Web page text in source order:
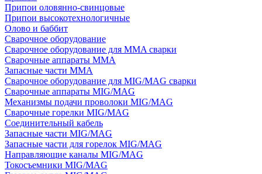
Припои оловянно-свинцовые
Припои высокотехнологичные
Олово и баббит
Сварочное оборудование
Сварочное оборудование для MMA сварки
Сварочные аппараты MMA
Запасные части MMA
Сварочное оборудование для MIG/MAG сварки
Сварочные аппараты MIG/MAG
Механизмы подачи проволоки MIG/MAG
Сварочные горелки MIG/MAG
Соединительный кабель
Запасные части MIG/MAG
Запасные части для горелок MIG/MAG
Направляющие каналы MIG/MAG
Токосъемники MIG/MAG